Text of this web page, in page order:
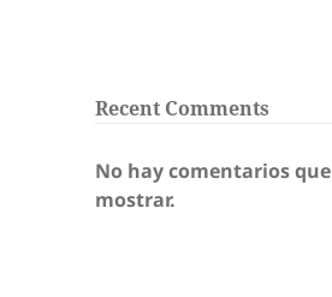
Recent Comments
No hay comentarios que
mostrar.